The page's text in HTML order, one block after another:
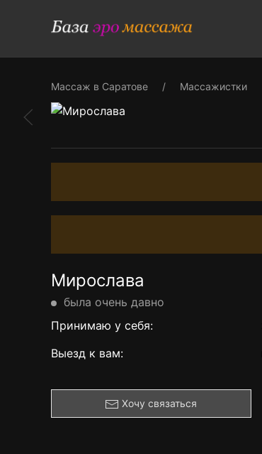
Массаж в Саратове Массажистки
Мирослава
была очень давно
Принимаю у себя:
Выезд к вам:
Хочу связаться